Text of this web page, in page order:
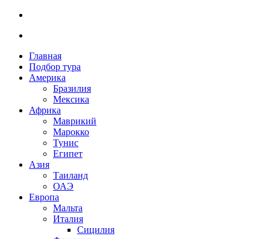
Главная
Подбор тура
Америка
Бразилия
Мексика
Африка
Маврикий
Марокко
Тунис
Египет
Азия
Таиланд
ОАЭ
Европа
Мальта
Италия
Сицилия